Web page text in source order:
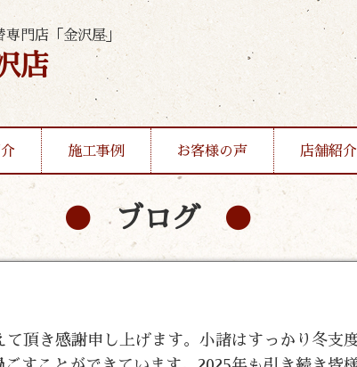
門店「金沢屋」
店
施工事例 お客様の声 店舗紹介
ブログ
頂き感謝申し上げます。小諸はすっかり冬支